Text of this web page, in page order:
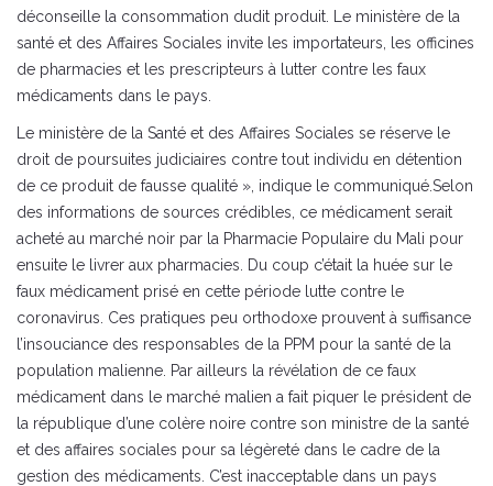
déconseille la consommation dudit produit. Le ministère de la
santé et des Affaires Sociales invite les importateurs, les officines
de pharmacies et les prescripteurs à lutter contre les faux
médicaments dans le pays.
Le ministère de la Santé et des Affaires Sociales se réserve le
droit de poursuites judiciaires contre tout individu en détention
de ce produit de fausse qualité », indique le communiqué.Selon
des informations de sources crédibles, ce médicament serait
acheté au marché noir par la Pharmacie Populaire du Mali pour
ensuite le livrer aux pharmacies. Du coup c’était la huée sur le
faux médicament prisé en cette période lutte contre le
coronavirus. Ces pratiques peu orthodoxe prouvent à suffisance
l’insouciance des responsables de la PPM pour la santé de la
population malienne. Par ailleurs la révélation de ce faux
médicament dans le marché malien a fait piquer le président de
la république d’une colère noire contre son ministre de la santé
et des affaires sociales pour sa légèreté dans le cadre de la
gestion des médicaments. C’est inacceptable dans un pays